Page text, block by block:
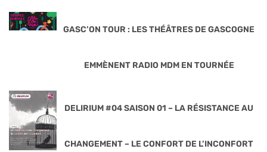
GASC’ON TOUR : LES THÉÂTRES DE GASCOGNE
EMMÈNENT RADIO MDM EN TOURNÉE
DELIRIUM #04 SAISON 01 – LA RÉSISTANCE AU
CHANGEMENT – LE CONFORT DE L’INCONFORT